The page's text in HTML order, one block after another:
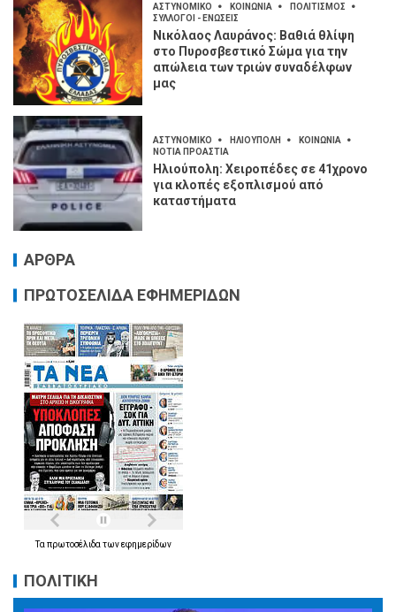
ΑΣΤΥΝΟΜΙΚΟ ΚΟΙΝΩΝΙΑ
ΠΟΛΙΤΙΣΜΟΣ
ΣΥΛΛΟΓΟΙ - ΕΝΩΣΕΙΣ
Νικόλαος Λαυράνος: Βαθιά θλίψη
στο Πυροσβεστικό Σώμα για την
απώλεια των τριών συναδέλφων
μας
ΑΣΤΥΝΟΜΙΚΟ ΗΛΙΟΥΠΟΛΗ
ΚΟΙΝΩΝΙΑ
ΝΟΤΙΑ ΠΡΟΑΣΤΙΑ
Ηλιούπολη: Χειροπέδες σε 41χρονο
για κλοπές εξοπλισμού από
καταστήματα
ΑΡΘΡΑ
ΠΡΩΤΟΣΕΛΙΔΑ ΕΦΗΜΕΡΙΔΩΝ
Τα πρωτοσέλιδα τωνεφημερίδων
ΠΟΛΙΤΙΚΗ